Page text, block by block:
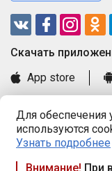
Для обеспечения
используются
Узнать подробнее
Внимание! При
Cкачать
App store
Книга замечаний и
Правила и документы
Praca.by ©